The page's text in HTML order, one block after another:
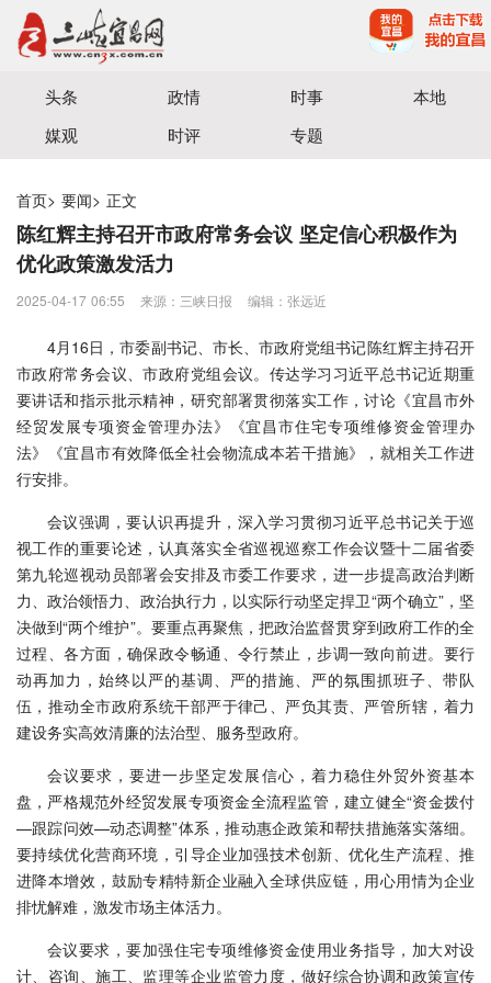
宜昌三峡融媒体中心主办
头条 政情 时事
本地
媒观
时评 专题
首页> 要闻> 正文
陈红辉主持召开市政府常务会议 坚定信心积极作为
优化政策激发活力
2025-04-17 06:55 来源：三峡日报 编辑：张远近
4月16日，市委副书记、市长、市政府党组书记陈红辉主持召开
市政府常务会议、市政府党组会议。传达学习习近平总书记近期重
要讲话和指示批示精神，研究部署贯彻落实工作，讨论《宜昌市外
经贸发展专项资金管理办法》《宜昌市住宅专项维修资金管理办
法》《宜昌市有效降低全社会物流成本若干措施》，就相关工作进
行安排。
会议强调，要认识再提升，深入学习贯彻习近平总书记关于巡
视工作的重要论述，认真落实全省巡视巡察工作会议暨十二届省委
第九轮巡视动员部署会安排及市委工作要求，进一步提高政治判断
力、政治领悟力、政治执行力，以实际行动坚定捍卫“两个确立”，坚
决做到“两个维护”。要重点再聚焦，把政治监督贯穿到政府工作的全
过程、各方面，确保政令畅通、令行禁止，步调一致向前进。要行
动再加力，始终以严的基调、严的措施、严的氛围抓班子、带队
伍，推动全市政府系统干部严于律己、严负其责、严管所辖，着力
建设务实高效清廉的法治型、服务型政府。
会议要求，要进一步坚定发展信心，着力稳住外贸外资基本
盘，严格规范外经贸发展专项资金全流程监管，建立健全“资金拨付
—跟踪问效—动态调整”体系，推动惠企政策和帮扶措施落实落细。
要持续优化营商环境，引导企业加强技术创新、优化生产流程、推
进降本增效，鼓励专精特新企业融入全球供应链，用心用情为企业
排忧解难，激发市场主体活力。
会议要求，要加强住宅专项维修资金使用业务指导，加大对设
计、咨询、施工、监理等企业监管力度，做好综合协调和政策宣传